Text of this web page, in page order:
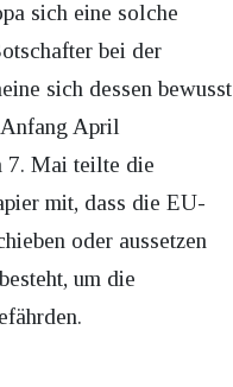
sich eine solche
bei der
sich dessen bewusst
Anfang April
7. Mai teilte die
mit, dass die EU-
oder aussetzen
um die